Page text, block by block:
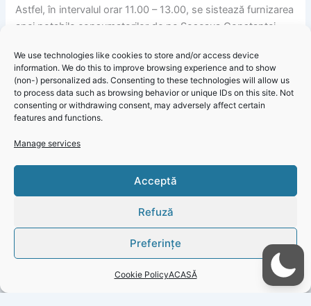
We use technologies like cookies to store and/or access device
information. We do this to improve browsing experience and to show
(non-) personalized ads. Consenting to these technologies will allow us
to process data such as browsing behavior or unique IDs on this site. Not
consenting or withdrawing consent, may adversely affect certain
features and functions.
Manage services
Acceptă
Refuză
Preferințe
Cookie PolicyACASĂ
Astfel, în intervalul orar 11.00 – 13.00, se sistează furnizarea
apei potabile consumatorilor de pe Șoseaua Constanței.
zonă, pe care îi asigurăm că echipele de intervenție
deplasate la fața locului vor face tot posibilul pentru
remedierea avariei și reluarea furnizării apei potabile în cel
mai scurt timp.
Informare RAJA Hârșova: Avarie pe strada Șoseaua
Click 'I
NEXT